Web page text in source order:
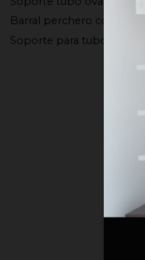
Barral perchero con led
Soporte para tubo